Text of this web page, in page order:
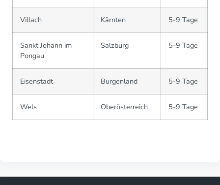
Villach Kärnten 5-9 Tage
Sankt Johann im
Pongau
Salzburg 5-9 Tage
Eisenstadt Burgenland 5-9 Tage
Wels Oberösterreich 5-9 Tage